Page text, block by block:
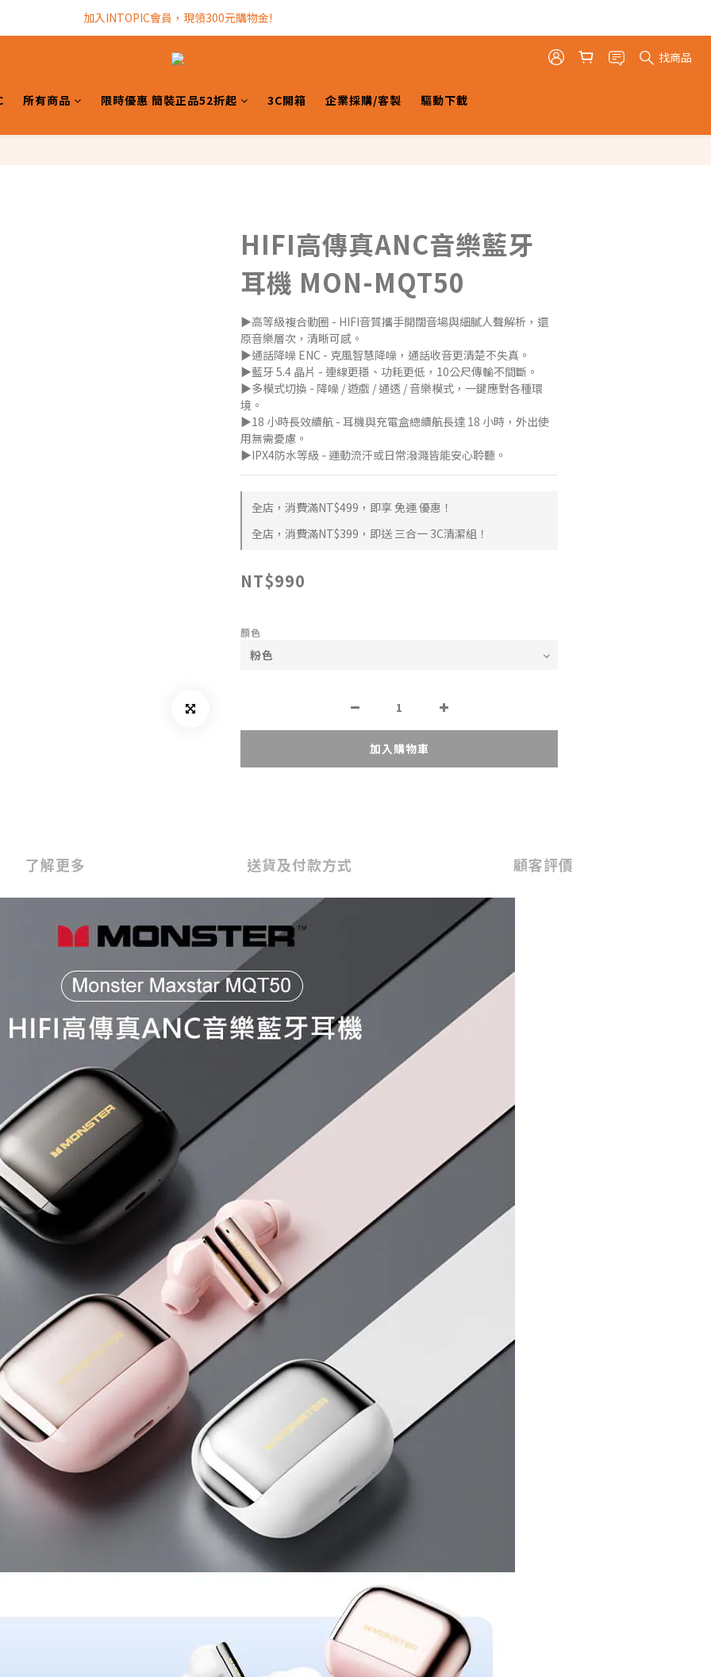
加入INTOPIC會員，現領300元購物金!
加入INTOPIC會員，現領300元購物金!
全館滿$499免運費! 找商品
所有商品 限時優惠 簡裝正品52折起 3C開箱 企業採購/客製 驅動下載
HIFI高傳真ANC音樂藍牙
耳機 MON-MQT50
▶高等級複合動圈 - HIFI音質攜手開闊音場與細膩人聲解析，還
原音樂層次，清晰可感。
▶通話降噪 ENC - 克風智慧降噪，通話收音更清楚不失真。
▶藍牙 5.4 晶片 - 連線更穩、功耗更低，10公尺傳輸不間斷。
▶多模式切換 - 降噪 / 遊戲 / 通透 / 音樂模式，一鍵應對各種環
境。
▶18 小時長效續航 - 耳機與充電盒總續航長達 18 小時，外出使
用無需憂慮。
▶IPX4防水等級 - 運動流汗或日常潑濺皆能安心聆聽。
全店，消費滿NT$499，即享 免運 優惠！
全店，消費滿NT$399，即送 三合一 3C清潔組！
NT$990
顏色
加入購物車
了解更多 送貨及付款方式 顧客評價